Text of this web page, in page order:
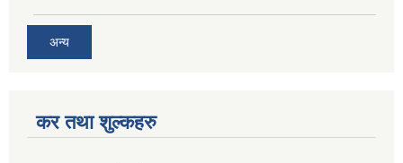
अन्य
कर तथा शुल्कहरु